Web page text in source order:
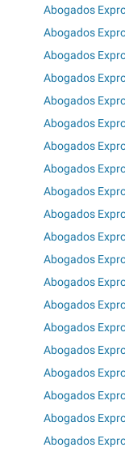
Abogados
Abogados
Abogados
Abogados
Abogados
Abogados
Abogados
Abogados
Abogados
Abogados
Abogados
Abogados
Abogados
Abogados
Abogados
Abogados
Abogados
Abogados
Abogados
Abogados